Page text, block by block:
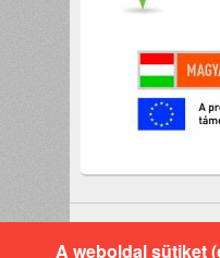
A weboldal sütiket